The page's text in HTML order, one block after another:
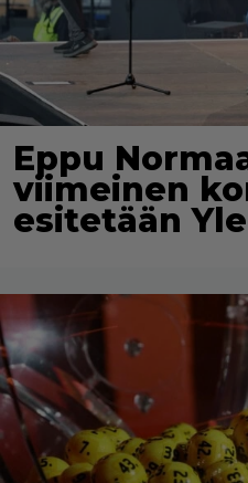
Eppu
viimeinen
esitetään